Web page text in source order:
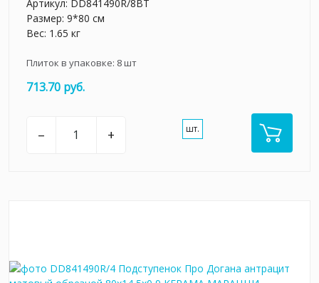
Артикул: DD841490R/8BT
Размер: 9*80 см
Вес: 1.65 кг
Плиток в упаковке: 8шт
713.70 руб.
– + шт.